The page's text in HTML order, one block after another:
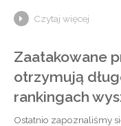
Czytaj więcej
Zaatakowane
otrzymują
rankingach
Ostatnio zapoznaliśmy